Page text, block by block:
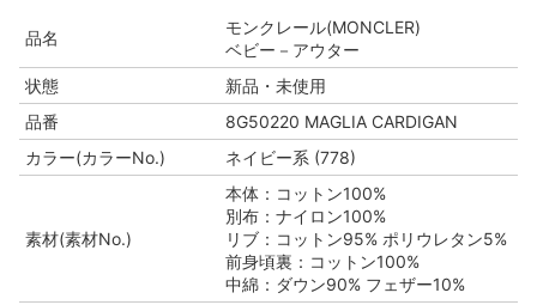
品名
モンクレール(MONCLER)
ベビー－アウター
状態
新品・未使用
品番
8G50220 MAGLIA CARDIGAN
カラー(カラーNo.)
ネイビー系 (778)
素材(素材No.)
本体：コットン100%
別布：ナイロン100%
リブ：コットン95% ポリウレタン5%
前身頃裏：コットン100%
中綿：ダウン90% フェザー10%